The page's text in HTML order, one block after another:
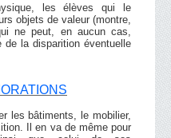
les élèves qui le
objets de valeur (montre,
ne peut, en aucun cas,
de la disparition éventuelle
les bâtiments, le mobilier,
Il en va de même pour